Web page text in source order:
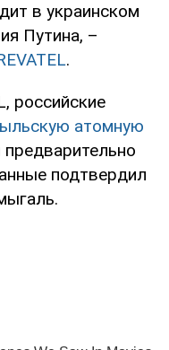
в украинском
Путина, –
.
российские
атомную
подтвердил